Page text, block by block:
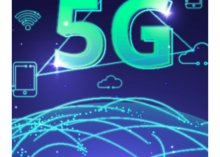
DELLA
TECNOLOGIA
NEI
SERVIZI
SEGRETI
E
NELL’ANTITERRORISMO